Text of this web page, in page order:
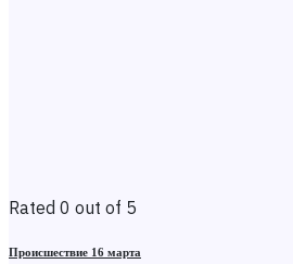
Rated 0 out of 5
Происшествие 16 марта